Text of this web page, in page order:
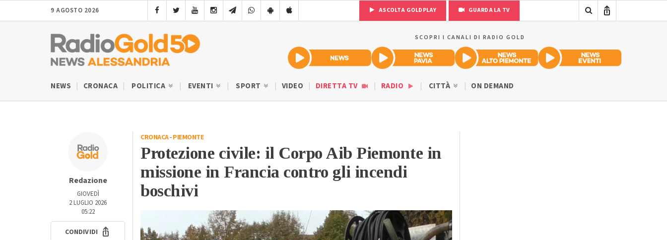
9 AGOSTO 2026 ASCOLTA GOLDPLAY GUARDA LA TV
SCOPRI I CANALI DI RADIO GOLD
NEWS CRONACA POLITICA EVENTI SPORT VIDEO DIRETTA TV RADIO CITTÀ ON DEMAND
Redazione
GIOVEDÌ
2 LUGLIO 2026
05:22
CONDIVIDI
CRONACA-PIEMONTE
Protezione civile: il Corpo Aib Piemonte in
missione in Francia contro gli incendi
boschivi